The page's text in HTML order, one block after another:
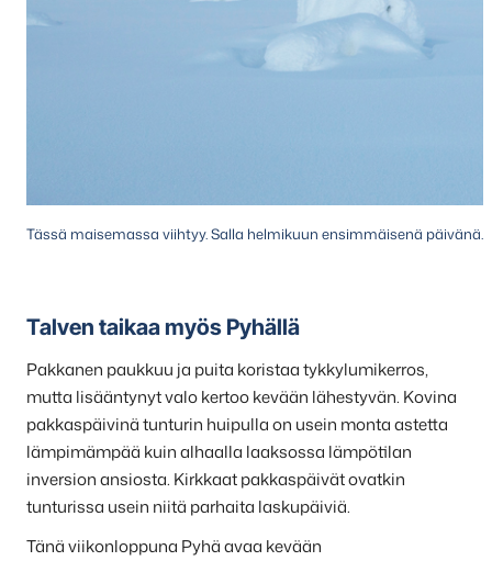
Tässä maisemassa viihtyy. Salla helmikuun ensimmäisenä päivänä.
Talven taikaa myös Pyhällä
Pakkanen paukkuu ja puita koristaa tykkylumikerros,
mutta lisääntynyt valo kertoo kevään lähestyvän. Kovina
pakkaspäivinä tunturin huipulla on usein monta astetta
lämpimämpää kuin alhaalla laaksossa lämpötilan
inversion ansiosta. Kirkkaat pakkaspäivät ovatkin
tunturissa usein niitä parhaita laskupäiviä.
Tänä viikonloppuna Pyhä avaa kevään